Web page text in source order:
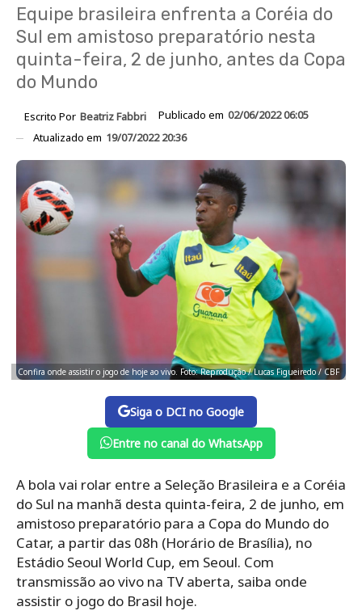
Equipe brasileira enfrenta a Coréia do
Sul em amistoso preparatório nesta
quinta-feira, 2 de junho, antes da Copa
do Mundo
Escrito Por Beatriz Fabbri Publicado em 02/06/2022 06:05
Atualizado em 19/07/2022 20:36
Confira onde assistir o jogo de hoje ao vivo. Foto: Reprodução / Lucas Figueiredo / CBF
Siga o DCI no Google
Entre no canal do WhatsApp
A bola vai rolar entre a Seleção Brasileira e a Coréia
do Sul na manhã desta quinta-feira, 2 de junho, em
amistoso preparatório para a Copa do Mundo do
Catar, a partir das 08h (Horário de Brasília), no
Estádio Seoul World Cup, em Seoul. Com
transmissão ao vivo na TV aberta, saiba onde
assistir o jogo do Brasil hoje.